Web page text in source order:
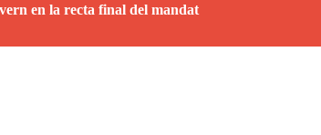
en la recta final del mandat